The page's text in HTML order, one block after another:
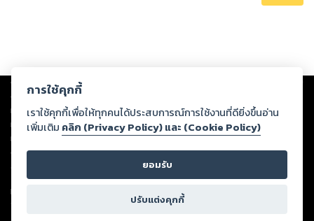
Copyright © 2026
ต่อผลงานหรือเนื้อหาใดที่อัปโหลดผ่านเว็บไซต์และปรากฏว่าละเมิดสิทธิใน
ทรัพย์สินทางปัญญาของบุคคลอื่นหรือขัดต่อกฎหมายและศีลธรรม ดังนั้น ผู้อ่าน
ทุกท่านโปรดใช้วิจารณญาณในการกลั่นกรองด้วยตนเอง และหากท่านพบว่าส่วน
หนึ่งส่วนใดขัดต่อกฎหมายและศีลธรรม กรุณาแจ้งมายังบริษัท เพื่อทีมงานจะได้
ดำเนินการในทันที ทั้งนี้ ทางสตอรี่ล็อกขอสงวนลิขสิทธิ์ตามพระราชบัญญัติ
ลิขสิทธิ์ พ.ศ. 2537 (ฉบับล่าสุด)
For support: member@ookbee.com
Version
การใช้คุกกี้
เราใช้คุกกี้เพื่อให้ทุกคนได้ประสบการณ์การใช้งานที่ดียิ่งขึ้นอ่าน
เพิ่มเติม คลิก (Privacy Policy) และ (Cookie Policy)
ยอมรับ
ปรับแต่งคุกกี้